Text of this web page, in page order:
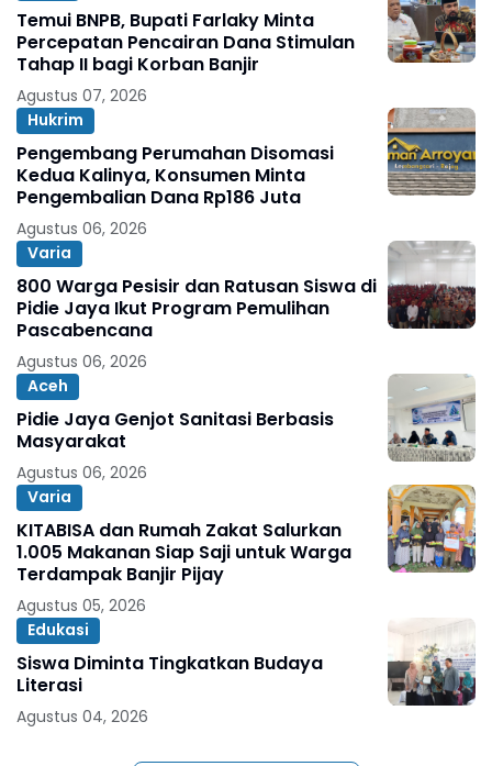
Temui BNPB, Bupati Farlaky Minta
Percepatan Pencairan Dana Stimulan
Tahap II bagi Korban Banjir
Agustus 07, 2026
Hukrim
Pengembang Perumahan Disomasi
Kedua Kalinya, Konsumen Minta
Pengembalian Dana Rp186 Juta
Agustus 06, 2026
Varia
800 Warga Pesisir dan Ratusan Siswa di
Pidie Jaya Ikut Program Pemulihan
Pascabencana
Agustus 06, 2026
Aceh
Pidie Jaya Genjot Sanitasi Berbasis
Masyarakat
Agustus 06, 2026
Varia
KITABISA dan Rumah Zakat Salurkan
1.005 Makanan Siap Saji untuk Warga
Terdampak Banjir Pijay
Agustus 05, 2026
Edukasi
Siswa Diminta Tingkatkan Budaya
Literasi
Agustus 04, 2026